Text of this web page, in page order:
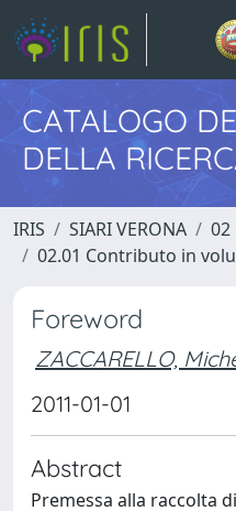
CATALOGO
DELLA
IRIS SIARI VERONA
02.01 Contributo in
Foreword
ZACCARELLO,
2011-01-01
Abstract
Premessa alla raccolta